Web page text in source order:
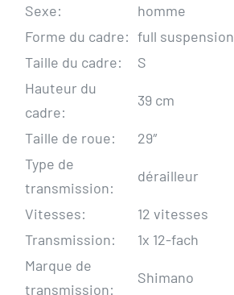
Sexe:
homme
Forme du cadre: full suspension
Taille du cadre:
S
Hauteur du
cadre:
39 cm
Taille de roue:
29″
Type de
transmission:
dérailleur
Vitesses:
12 vitesses
Transmission:
1x 12-fach
Marque de
transmission:
Shimano